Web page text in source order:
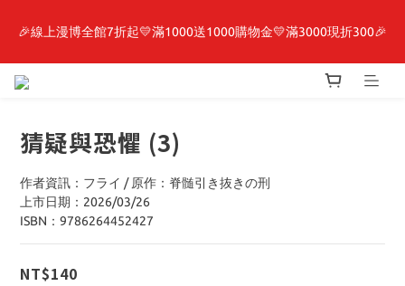
最新開賣🔥「全知讀者視角」 周邊商品
🎉線上漫博全館7折起💛滿1000送1000購物金💛滿3000現折300🎉
【抽籤堂】 影之強者、你又被殺了呢，偵探大人、約會大作戰、
最新開賣🔥「全知讀者視角」 周邊商品
猜疑與恐懼 (3)
作者資訊：フライ / 原作：脊髄引き抜きの刑
上市日期：2026/03/26
ISBN：9786264452427
NT$140